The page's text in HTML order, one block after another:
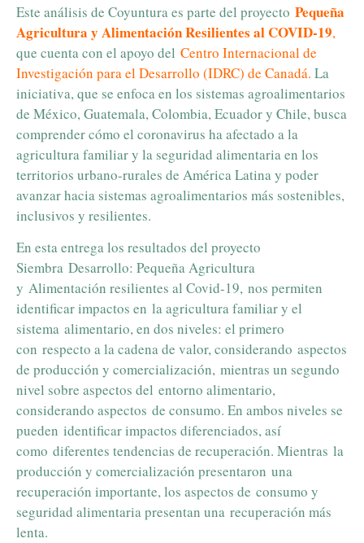
Este análisis de Coyuntura es parte del proyecto Pequeña
Agricultura y Alimentación Resilientes al COVID-19,
que cuenta con el apoyo del Centro Internacional de
Investigación para el Desarrollo (IDRC) de Canadá. La
iniciativa, que se enfoca en los sistemas agroalimentarios
de México, Guatemala, Colombia, Ecuador y Chile, busca
comprender cómo el coronavirus ha afectado a la
agricultura familiar y la seguridad alimentaria en los
territorios urbano-rurales de América Latina y poder
avanzar hacia sistemas agroalimentarios más sostenibles,
inclusivos y resilientes.
En esta entrega los resultados del proyecto
Siembra Desarrollo: Pequeña Agricultura
y Alimentación resilientes al Covid-19, nos permiten
identificar impactos en la agricultura familiar y el
sistema alimentario, en dos niveles: el primero
con respecto a la cadena de valor, considerando aspectos
de producción y comercialización, mientras un segundo
nivel sobre aspectos del entorno alimentario,
considerando aspectos de consumo. En ambos niveles se
pueden identificar impactos diferenciados, así
como diferentes tendencias de recuperación. Mientras la
producción y comercialización presentaron una
recuperación importante, los aspectos de consumo y
seguridad alimentaria presentan una recuperación más
lenta.